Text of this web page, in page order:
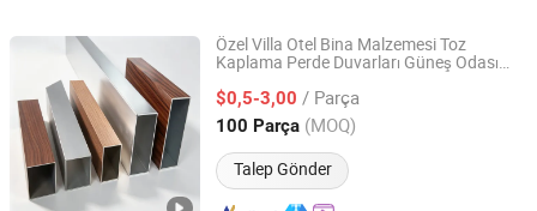
Ekstrüzyon Alüminyum
Özelleştirilmiş Anodize
Elektroferez Alüminyum
tırabzanlar
nedir?
Özel Villa Otel Bina Malzemesi Toz
Kaplama Perde Duvarları Güneş Odası
ProfilBoru Alüminyum Panel Tarla Çiti
Araba Güneşlik
$0,5-3,00 / Parça
100 Parça (MOQ)
Talep Gönder
Qingdao Kangjian Aluminum Technology Co., Ltd.
Shandong, China Fiyat 2026